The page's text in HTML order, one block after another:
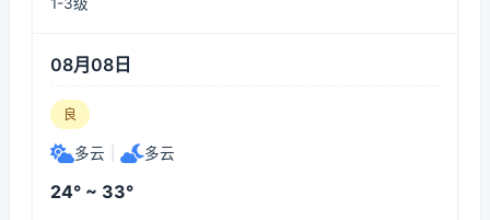
08月08日
良
多云 多云
24° ~ 33°